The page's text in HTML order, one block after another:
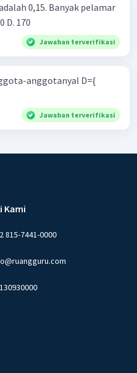
0,15. Banyak pelamar
D. 170
Jawaban terverifikasi
anggotanyal D={
Jawaban terverifikasi
Kami
815-7441-0000